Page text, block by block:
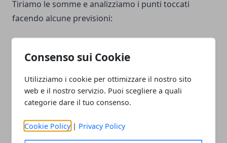
Consenso sui Cookie
Utilizziamo i cookie per ottimizzare il nostro sito
web e il nostro servizio. Puoi scegliere a quali
categorie dare il tuo consenso.
Cookie Policy | Privacy Policy
Tiriamo le somme e analizziamo i punti toccati
facendo alcune previsioni:
elimineranno le vendite offline,
un problema per le piccole attività,
Le vendite online non sono per tutte le aziende.